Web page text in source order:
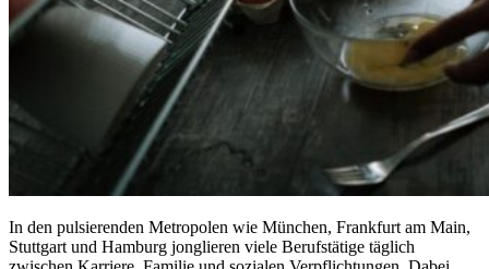
In den pulsierenden Metropolen wie München, Frankfurt am Main,
Stuttgart und Hamburg jonglieren viele Berufstätige täglich